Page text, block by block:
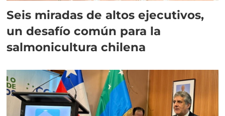
Seis miradas de altos ejecutivos,
un desafío común para la
salmonicultura chilena